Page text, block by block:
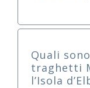
Quali
traghetti
l’Isola